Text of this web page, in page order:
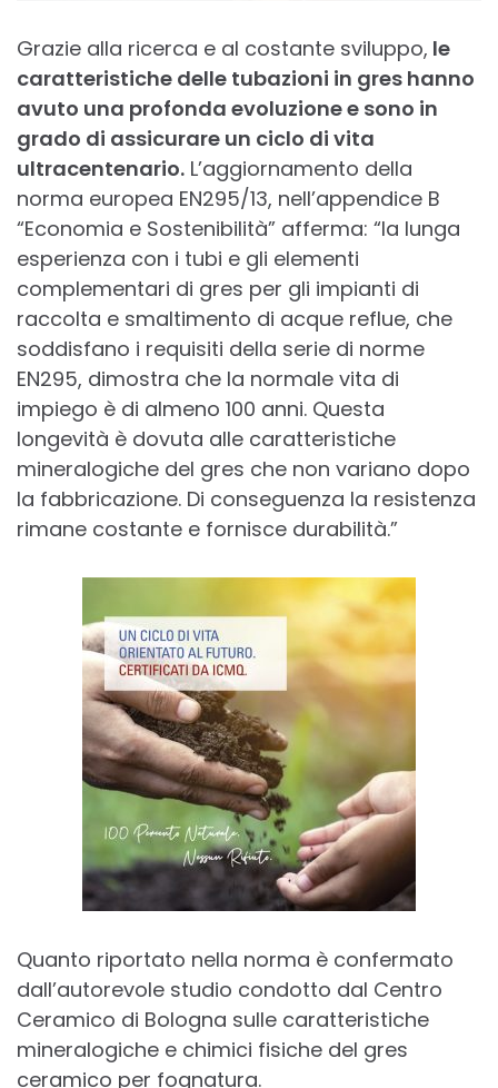
Grazie alla ricerca e al costante sviluppo, le
caratteristiche delle tubazioni in gres hanno
avuto una profonda evoluzione e sono in
grado di assicurare un ciclo di vita
ultracentenario. L’aggiornamento della
norma europea EN295/13, nell’appendice B
“Economia e Sostenibilità” afferma: “la lunga
esperienza con i tubi e gli elementi
complementari di gres per gli impianti di
raccolta e smaltimento di acque reflue, che
soddisfano i requisiti della serie di norme
EN295, dimostra che la normale vita di
impiego è di almeno 100 anni. Questa
longevità è dovuta alle caratteristiche
mineralogiche del gres che non variano dopo
la fabbricazione. Di conseguenza la resistenza
rimane costante e fornisce durabilità.”
Quanto riportato nella norma è confermato
dall’autorevole studio condotto dal Centro
Ceramico di Bologna sulle caratteristiche
mineralogiche e chimici fisiche del gres
ceramico per fognatura.